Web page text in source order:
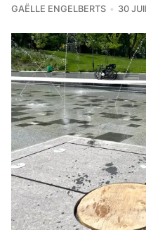
GAËLLE ENGELBERTS 30